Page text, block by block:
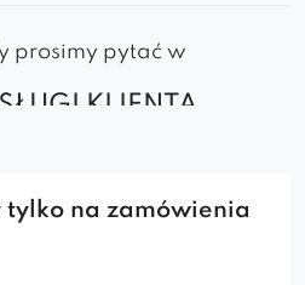
prosimy pytać w
KLIENTA
i przede wszystkim
tylko na zamówienia